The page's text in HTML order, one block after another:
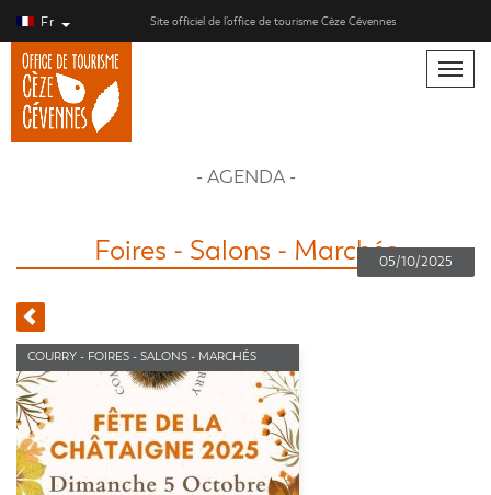
Fr Site officiel de l’office de tourisme Cèze Cévennes
Toggle
- AGENDA -
Foires - Salons - Marchés05/10/2025
COURRY - FOIRES - SALONS - MARCHÉS